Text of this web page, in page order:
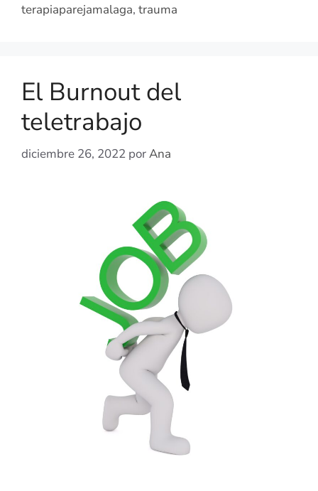
terapiaparejamalaga, trauma
El Burnout del
teletrabajo
diciembre 26, 2022 porAna